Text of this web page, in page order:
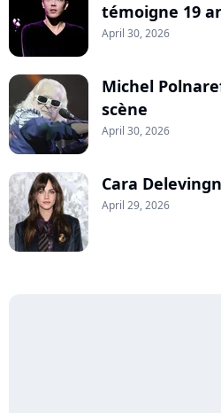
témoigne 19
April 30, 2026
Michel
scène
April 30, 2026
Cara
April 29, 2026